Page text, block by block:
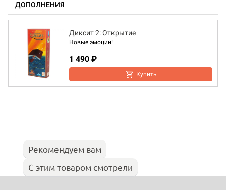
ДОПОЛНЕНИЯ
Диксит 2: Открытие
Новые эмоции!
1 490 ₽
Купить
Рекомендуем вам
С этим товаром смотрели